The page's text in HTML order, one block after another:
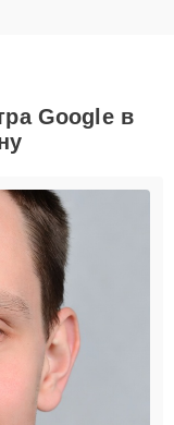
Google в